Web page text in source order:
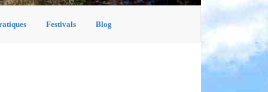
Festivals Blog